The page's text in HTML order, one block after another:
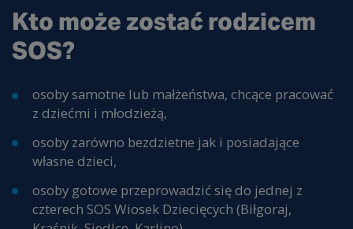
Kto może zostać rodzicem
SOS?
osoby samotne lub małżeństwa, chcące pracować
z dziećmi i młodzieżą,
osoby zarówno bezdzietne jak i posiadające
własne dzieci,
osoby gotowe przeprowadzić się do jednej z
czterech SOS Wiosek Dziecięcych (Biłgoraj,